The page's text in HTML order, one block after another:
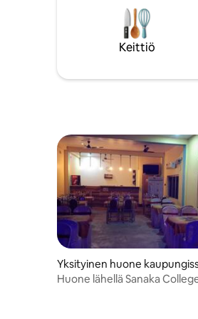
perhe tähän mahtavaan
on paljon tilaa hauskanpitoon.
Keittiö
Yksityinen huone
r
Huone lähellä Sanaka